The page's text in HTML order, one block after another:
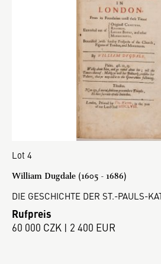
Lot 4
William Dugdale (1605 - 1686)
DIE GESCHICHTE DER ST.-PAULS-
Rufpreis
60 000 CZK | 2 400 EUR